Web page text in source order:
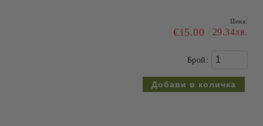
Цена:
€15.00 29.34лв.
Брой: